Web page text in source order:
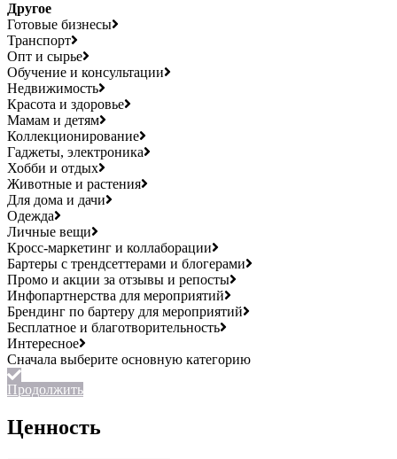
Другое
Готовые бизнесы
Транспорт
Опт и сырье
Обучение и консультации
Недвижимость
Красота и здоровье
Мамам и детям
Коллекционирование
Гаджеты, электроника
Хобби и отдых
Животные и растения
Для дома и дачи
Одежда
Личные вещи
Кросс-маркетинг и коллаборации
Бартеры с трендсеттерами и блогерами
Промо и акции за отзывы и репосты
Инфопартнерства для мероприятий
Брендинг по бартеру для мероприятий
Бесплатное и благотворительность
Интересное
Продолжить
Ценность